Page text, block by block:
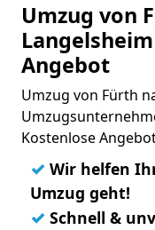
Umzug von
Angebot
Umzug von Fürth
Kostenlose
✓ Wir helfen
Umzug geht!
✓ Schnell &